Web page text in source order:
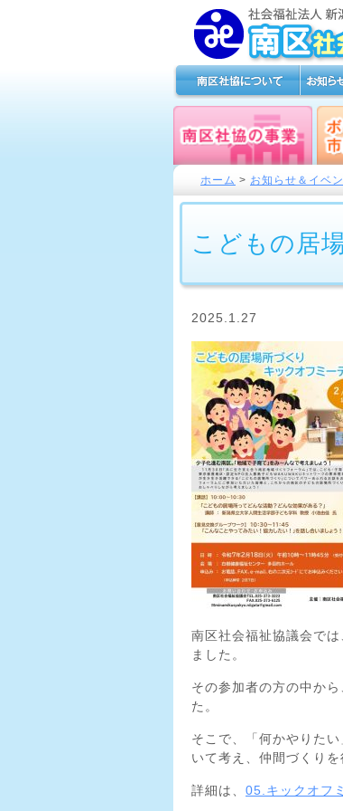
ホーム > お知らせ＆イベ
こどもの居
2025.1.27
南区社会福祉協議会で
ました。
その参加者の方の中か
た。
そこで、「何かやりた
いて考え、仲間づくり
詳細は、 05.キックオフ